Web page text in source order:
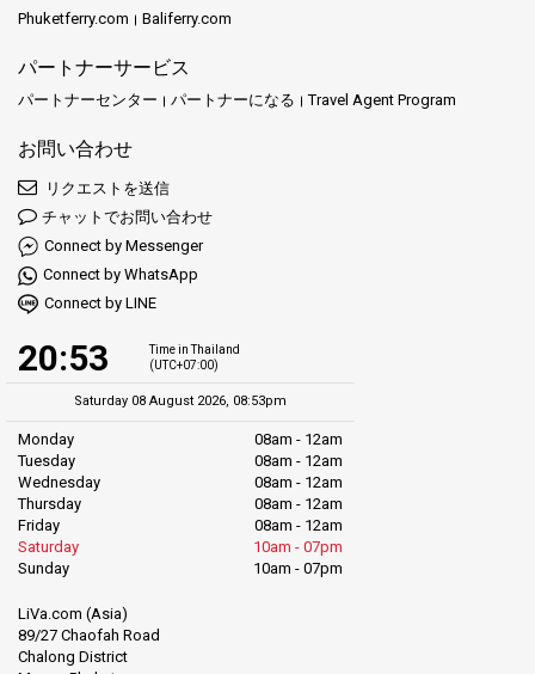
Phuketferry.com Baliferry.com
パートナーサービス
パートナーセンター パートナーになる Travel Agent Program
お問い合わせ
リクエストを送信
チャットでお問い合わせ
Connect by Messenger
Connect by WhatsApp
Connect by LINE
20:53
Time in Thailand
(UTC+07:00)
Saturday 08 August 2026, 08:53pm
Monday
08am - 12am
Tuesday
08am - 12am
Wednesday
08am - 12am
Thursday
08am - 12am
Friday
08am - 12am
Saturday
10am - 07pm
Sunday
10am - 07pm
LiVa.com (Asia)
89/27 Chaofah Road
Chalong District